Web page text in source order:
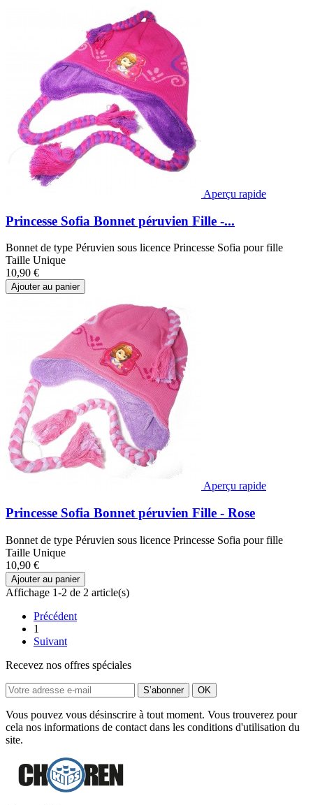
Aperçu rapide
Princesse Sofia Bonnet péruvien Fille -...
Bonnet de type Péruvien sous licence Princesse Sofia pour fille
Taille Unique
10,90 €
Ajouter au panier
Aperçu rapide
Princesse Sofia Bonnet péruvien Fille - Rose
Bonnet de type Péruvien sous licence Princesse Sofia pour fille
Taille Unique
10,90 €
Ajouter au panier
Affichage 1-2 de 2 article(s)
Précédent
1
Suivant
Recevez nos offres spéciales
Vous pouvez vous désinscrire à tout moment. Vous trouverez pour
cela nos informations de contact dans les conditions d'utilisation du
site.